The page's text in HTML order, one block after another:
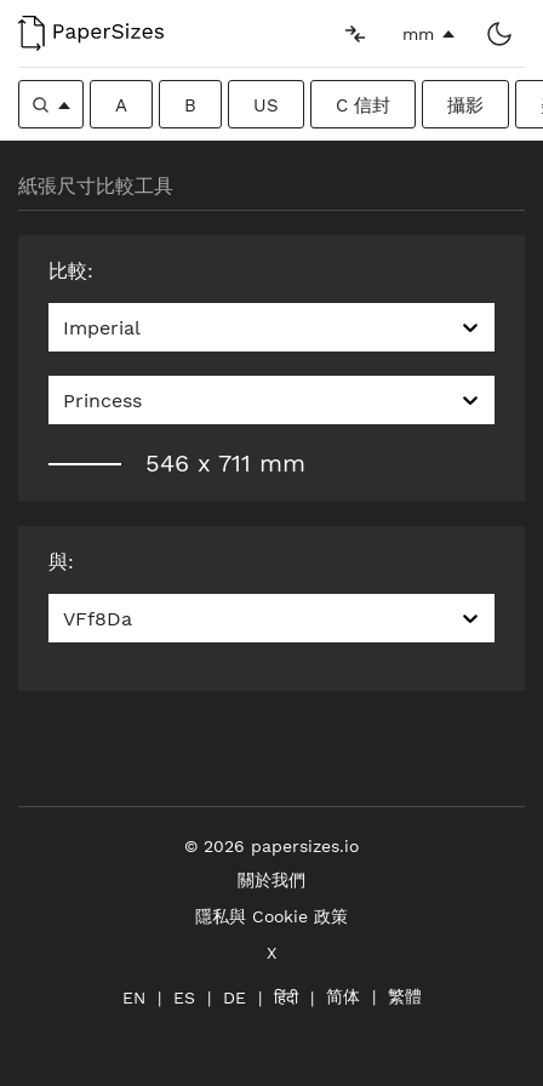
mm
A B US C 信封 攝影
紙張尺寸比較工具
比較:
Imperial
Princess
546 x 711 mm
與:
VFf8Da
© 2026 papersizes.io
關於我們
隱私與 Cookie 政策
X
EN ES DE हिंदी 简体 繁體